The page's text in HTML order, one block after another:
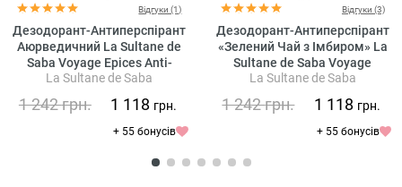
Відгуки (1)
Дезодорант-Антиперспірант
Аюрведичний La Sultane de
Saba Voyage Epices Anti-
Perspirant Deodorant Oriental
Patchouli
La Sultane de Saba
1 242грн. 1 118 грн.
+ 55 бонусів
Відгуки (3)
Дезодорант-Антиперспірант
«Зелений Чай з Імбиром» La
Sultane de Saba Voyage
Darjeeling Anti-Perspirant
La Sultane de Saba
1 242грн. 1 118 грн.
+ 55 бонусів